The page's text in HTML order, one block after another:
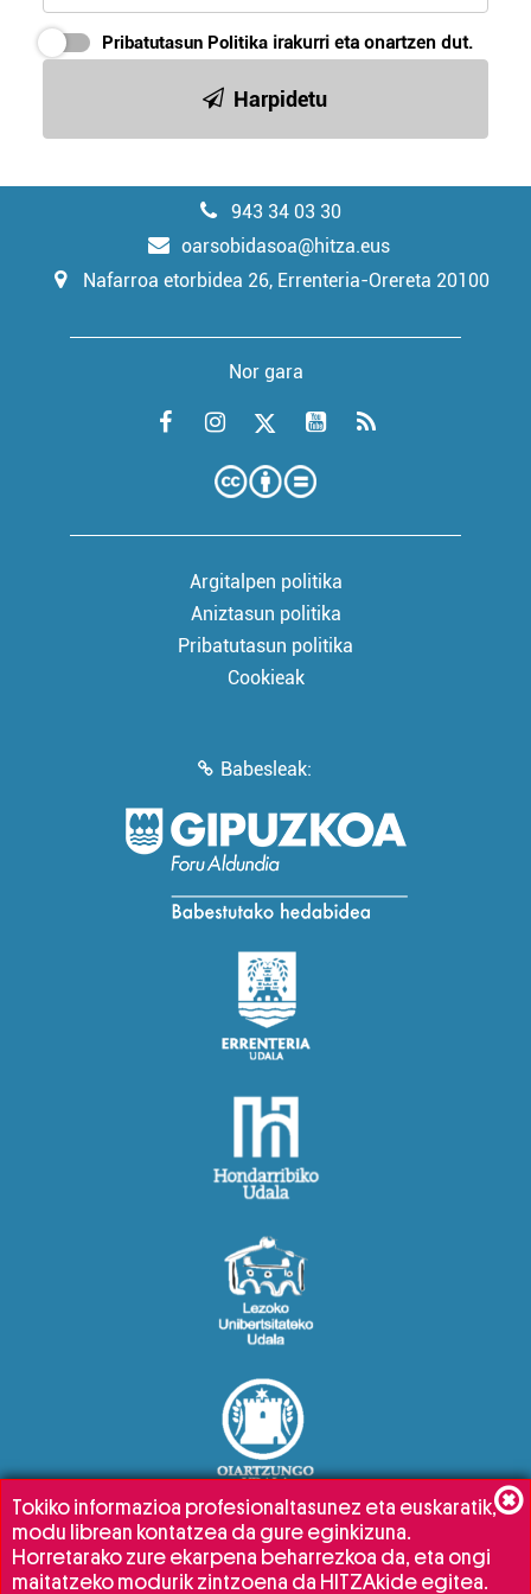
Pribatutasun Politika irakurri eta onartzen dut.
Harpidetu
943 34 03 30
oarsobidasoa@hitza.eus
Nafarroa etorbidea 26, Errenteria-Orereta 20100
Nor gara
Argitalpen politika
Aniztasun politika
Pribatutasun politika
Cookieak
Babesleak:
Tokiko informazioa profesionaltasunez eta euskaratik,
modu librean kontatzea da gure eginkizuna.
Horretarako zure ekarpena beharrezkoa da, eta ongi
maitatzeko modurik zintzoena da HITZAkide egitea.